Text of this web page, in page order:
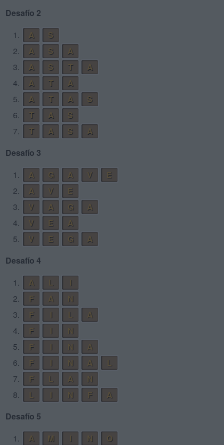
Desafío 2
1.
A
S
2.
A S
A
3.
A S T
A
4.
A T
A
5.
A T A
S
6.
T A
S
7.
T A S
A
Desafío 3
1.
A G A V
E
2.
A V
E
3.
V A G
A
4.
V E
A
5.
V E G
A
Desafío 4
1.
A L
2.
F A
N
3.
F L
A
4.
F
N
5.
F N
A
6.
F N A
L
7.
F L A
N
8.
L N F
A
Desafío 5
1.
A M N
O